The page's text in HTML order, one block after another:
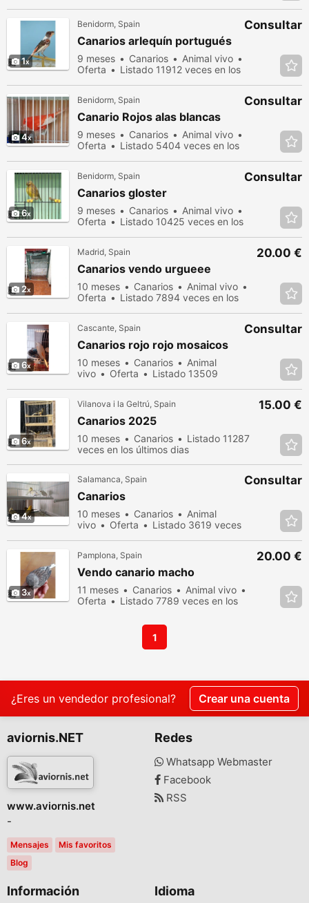
1
Benidorm, Spain
Canarios arlequín portugués
9 meses Canarios
Animal vivo
Oferta
Listado 11912 veces en los
Consultar
4
Benidorm, Spain
Canario Rojos alas blancas
9 meses Canarios
Animal vivo
Oferta
Listado 5404 veces en los
Consultar
6
Benidorm, Spain
Canarios gloster
9 meses Canarios
Animal vivo
Oferta
Listado 10425 veces en los
Consultar
2
Madrid, Spain
Canarios vendo urgueee
10 meses Canarios
Animal vivo
Oferta
Listado 7894 veces en los
20.00 €
6
Cascante, Spain
Canarios rojo rojo mosaicos
10 meses Canarios
Animal
vivo
Oferta
Listado 13509
Consultar
6
Vilanova i la Geltrú, Spain
Canarios 2025
10 meses Canarios
Listado 11287
veces en los últimos dias
15.00 €
4
Salamanca, Spain
Canarios
10 meses Canarios
Animal
vivo
Oferta
Listado 3619 veces
Consultar
3
Pamplona, Spain
Vendo canario macho
11 meses Canarios
Animal vivo
Oferta
Listado 7789 veces en los
20.00 €
1
¿Eres un vendedor profesional? Crear una cuenta
aviornis.NET
www.aviornis.net
-
Mensajes
Mis favoritos
Blog
Redes
Whatsapp Webmaster
Facebook
RSS
Información Idioma